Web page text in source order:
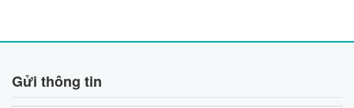
Gửi thông tin